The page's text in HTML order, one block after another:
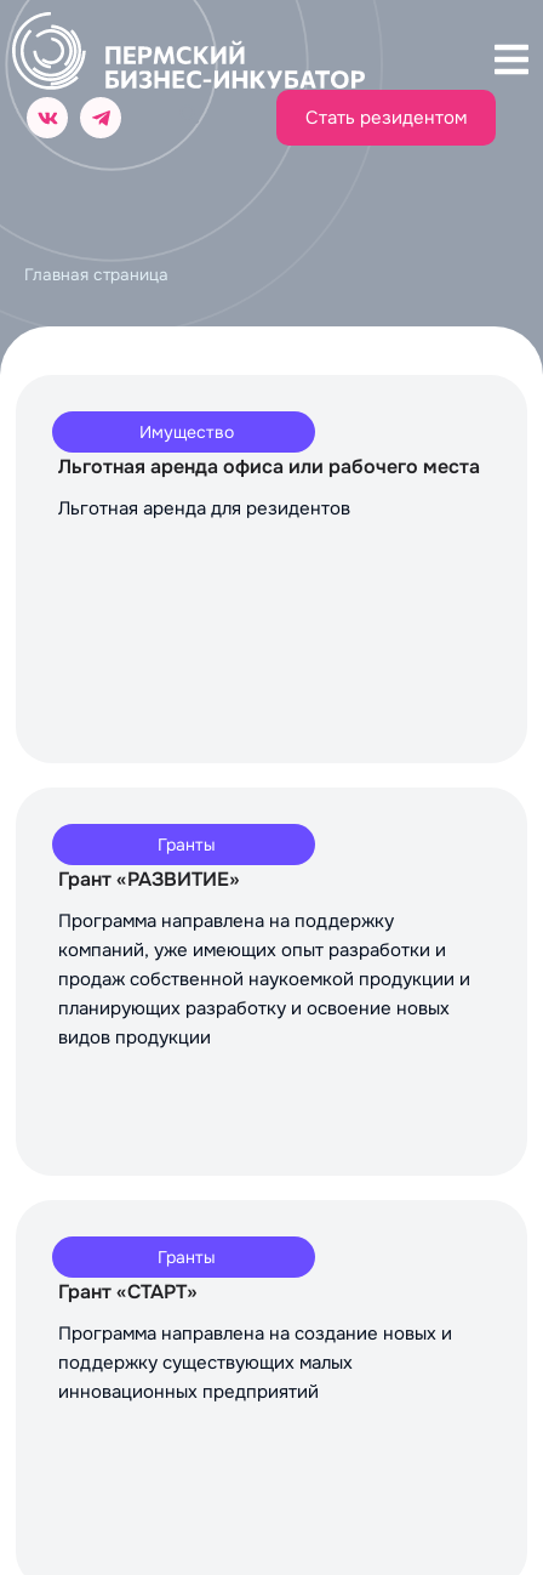
Стать резидентом
Главная страница
Имущество
Льготная аренда офиса или рабочего места
Льготная аренда для резидентов
Гранты
Грант «РАЗВИТИЕ»
Программа направлена на поддержку
компаний, уже имеющих опыт разработки и
продаж собственной наукоемкой продукции и
планирующих разработку и освоение новых
видов продукции
Гранты
Грант «СТАРТ»
Программа направлена на создание новых и
поддержку существующих малых
инновационных предприятий